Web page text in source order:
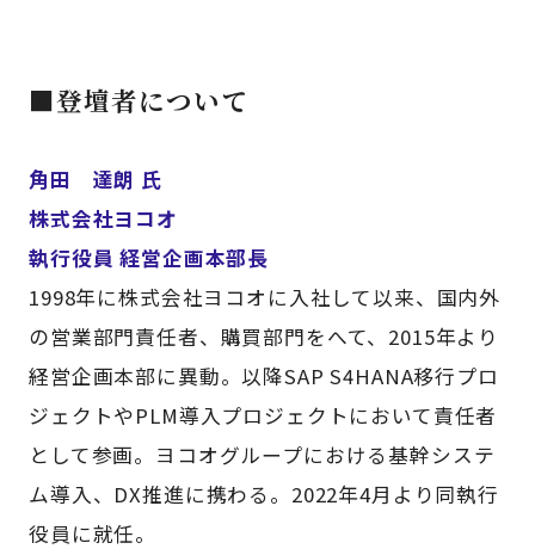
■登壇者について
角田 達朗 氏
株式会社ヨコオ
執行役員 経営企画本部長
1998年に株式会社ヨコオに入社して以来、国内外
の営業部門責任者、購買部門をへて、2015年より
経営企画本部に異動。以降SAP S4HANA移行プロ
ジェクトやPLM導入プロジェクトにおいて責任者
として参画。ヨコオグループにおける基幹システ
ム導入、DX推進に携わる。2022年4月より同執行
役員に就任。